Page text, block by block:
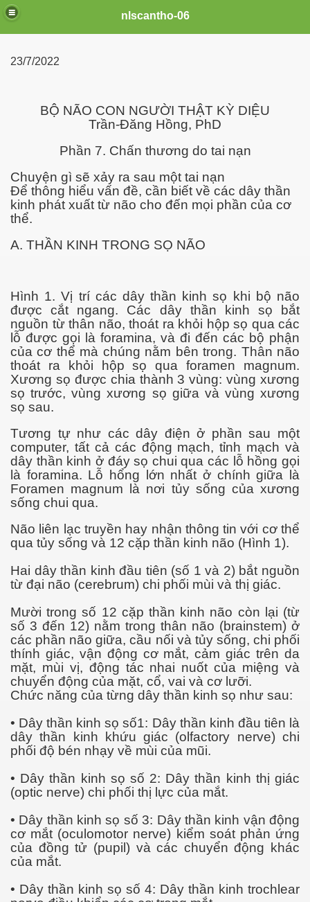
nlscantho-06
23/7/2022
BỘ NÃO CON NGƯỜI THẬT KỲ DIỆU
Trần-Đăng Hồng, PhD
Phần 7. Chấn thương do tai nạn
Chuyện gì sẽ xảy ra sau một tai nạn
Để thông hiểu vấn đề, cần biết về các dây thần
kinh phát xuất từ não cho đến mọi phần của cơ
thể.
A. THẦN KINH TRONG SỌ NÃO
Hình 1. Vị trí các dây thần kinh sọ khi bộ não
được cắt ngang. Các dây thần kinh sọ bắt
nguồn từ thân não, thoát ra khỏi hộp sọ qua các
lỗ được gọi là foramina, và đi đến các bộ phận
của cơ thể mà chúng nằm bên trong. Thân não
thoát ra khỏi hộp sọ qua foramen magnum.
Xương sọ được chia thành 3 vùng: vùng xương
sọ trước, vùng xương sọ giữa và vùng xương
sọ sau.
Tương tự như các dây điện ở phần sau một
computer, tất cả các động mạch, tỉnh mạch và
dây thần kinh ở đáy sọ chui qua các lỗ hồng gọi
là foramina. Lỗ hổng lớn nhất ở chính giữa là
Foramen magnum là nơi tủy sống của xương
sống chui qua.
Não liên lạc truyền hay nhận thông tin với cơ thể
qua tủy sống và 12 cặp thần kinh não (Hình 1).
Hai dây thần kinh đầu tiên (số 1 và 2) bắt nguồn
từ đại não (cerebrum) chi phối mùi và thị giác.
Mười trong số 12 cặp thần kinh não còn lại (từ
số 3 đến 12) nằm trong thân não (brainstem) ở
các phần não giữa, cầu nối và tủy sống, chi phối
thính giác, vận động cơ mắt, cảm giác trên da
mặt, mùi vị, động tác nhai nuốt của miệng và
chuyển động của mặt, cổ, vai và cơ lưỡi.
Chức năng của từng dây thần kinh sọ như sau:
• Dây thần kinh sọ số1: Dây thần kinh đầu tiên là
dây thần kinh khứu giác (olfactory nerve) chi
phối độ bén nhạy về mùi của mũi.
• Dây thần kinh sọ số 2: Dây thần kinh thị giác
(optic nerve) chi phối thị lực của mắt.
• Dây thần kinh sọ số 3: Dây thần kinh vận động
cơ mắt (oculomotor nerve) kiểm soát phản ứng
của đồng tử (pupil) và các chuyển động khác
của mắt.
• Dây thần kinh sọ số 4: Dây thần kinh trochlear
và FAO
Việt
Covid-19
hứa